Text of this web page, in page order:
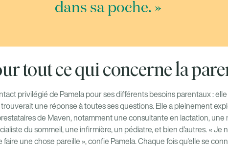
dans sa poche. »
tout ce qui concerne la
privilégié de Pamela pour ses différents besoins parentaux :
une réponse à toutes ses questions. Elle a pleinement
de Maven, notamment une consultante en lactation, une
du sommeil, une infirmière, un pédiatre, et bien d'autres. « Je
une chose pareille », confie Pamela. Chaque fois qu'elle se